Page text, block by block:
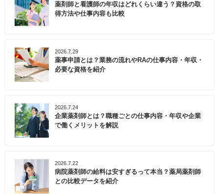
薬剤師と看護師の年収はどれくらい違う？資格の取
得方法や仕事内容も比較
2026.7.29
薬事申請とは？業務の流れやRAの仕事内容・年収・
必要な資格を紹介
2026.7.24
企業薬剤師とは？職種ごとの仕事内容・年収や企業
で働くメリットを解説
2026.7.22
病院薬剤師の給料は安すぎるって本当？薬局薬剤師
との比較データを紹介